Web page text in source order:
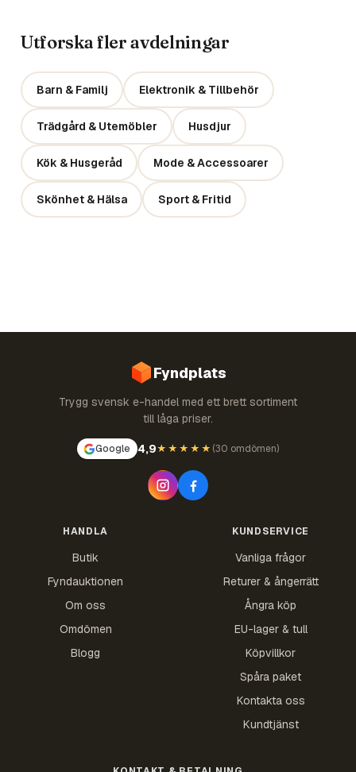
Utforska fler avdelningar
Barn & Familj Elektronik & Tillbehör
Trädgård & Utemöbler Husdjur
Kök & Husgeråd Mode & Accessoarer
Skönhet & Hälsa Sport & Fritid
Fyndplats
Trygg svensk e-handel med ett brett sortiment
till låga priser.
Google 4,9★★★★★ (30 omdömen)
HANDLA
Butik
Fyndauktionen
Om oss
Omdömen
Blogg
KUNDSERVICE
Vanliga frågor
Returer & ångerrätt
Ångra köp
EU-lager & tull
Köpvillkor
Spåra paket
Kontakta oss
Kundtjänst